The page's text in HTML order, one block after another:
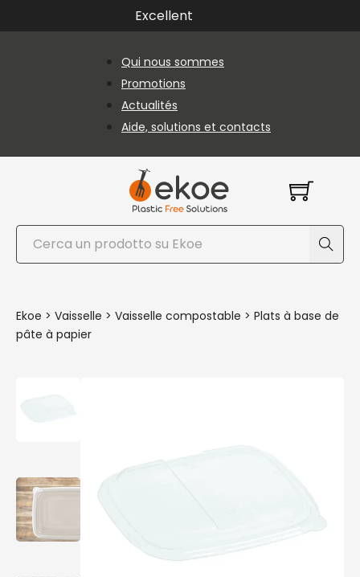
Passer au contenu principal
Passer au pied de page
Excellent
Qui nous sommes
Promotions
Actualités
Aide, solutions et contacts
Rechercher
Ekoe > Vaisselle > Vaisselle compostable > Plats à base de
pâte à papier